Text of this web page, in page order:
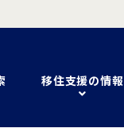
移住支援の情報